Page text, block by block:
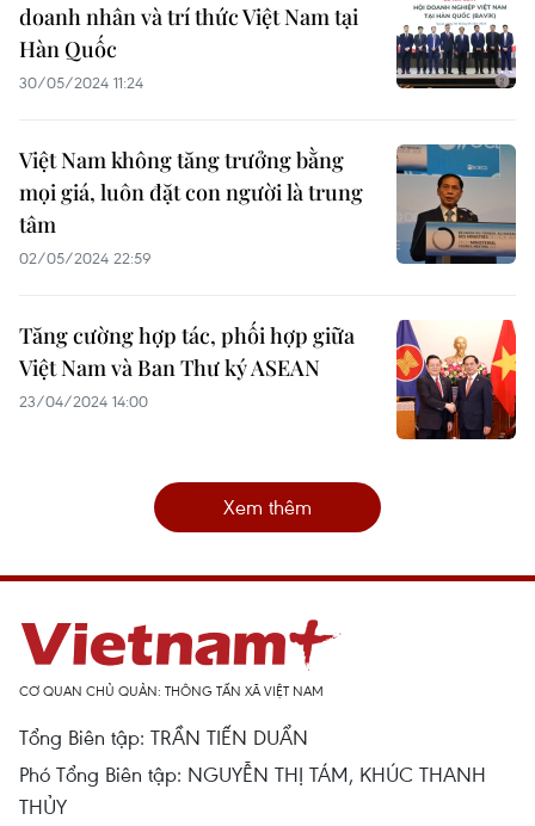
doanh nhân và trí thức Việt Nam tại
Hàn Quốc
30/05/2024 11:24
Việt Nam không tăng trưởng bằng
mọi giá, luôn đặt con người là trung
tâm
02/05/2024 22:59
Tăng cường hợp tác, phối hợp giữa
Việt Nam và Ban Thư ký ASEAN
23/04/2024 14:00
Xem thêm
CƠ QUAN CHỦ QUẢN: THÔNG TẤN XÃ VIỆT NAM
Tổng Biên tập: TRẦN TIẾN DUẨN
Phó Tổng Biên tập: NGUYỄN THỊ TÁM, KHÚC THANH
THỦY